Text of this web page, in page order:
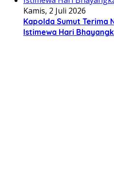
Kamis, 2 Juli 2026
Kapolda Sumut Terima
Istimewa Hari